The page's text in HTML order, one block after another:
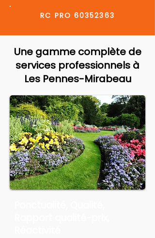
RC PRO 60352363
Une gamme complète de
services professionnels à
Les Pennes-Mirabeau